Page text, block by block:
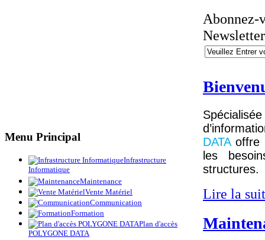
Menu Principal
Infrastructure
Informatique
Maintenance
Vente Matériel
Communication
Formation
Plan d'accès
POLYGONE DATA
Abonnez-
DATAoffre
les
structures.
Lire la